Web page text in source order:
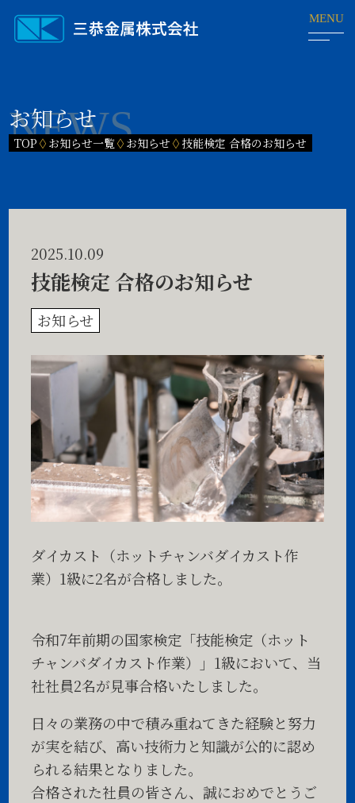
お知らせ
TOP ◊ お知らせ一覧◊ お知らせ ◊技能検定 合格のお知らせ
2025.10.09
技能検定 合格のお知らせ
お知らせ
ダイカスト（ホットチャンバダイカスト作
業）1級に2名が合格しました。
令和7年前期の国家検定「技能検定（ホット
チャンバダイカスト作業）」1級において、当
社社員2名が見事合格いたしました。
日々の業務の中で積み重ねてきた経験と努力
が実を結び、高い技術力と知識が公的に認め
られる結果となりました。
合格された社員の皆さん、誠におめでとうご